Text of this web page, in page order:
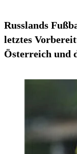
Russlands
letztes
Österreich und